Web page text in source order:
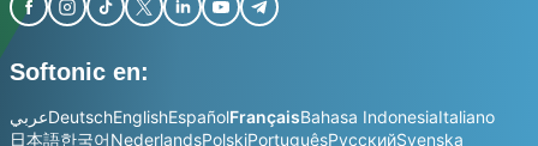
Softonic en:
عربيDeutschEnglishEspañolFrançaisBahasa IndonesiaItaliano
日本語한국어NederlandsPolskiPortuguêsРусскийSvenska